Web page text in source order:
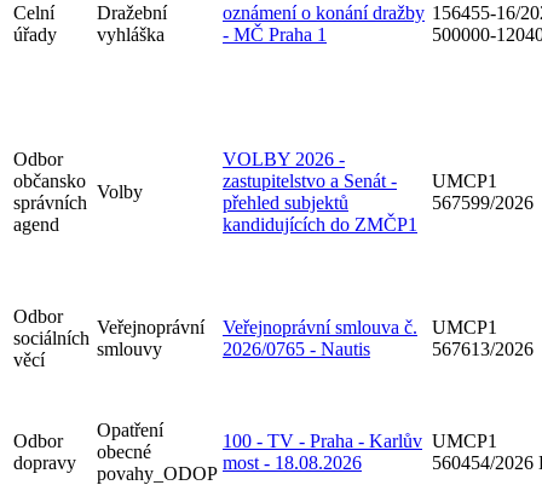
Celní
úřady
Dražební
vyhláška
oznámení o konání dražby
- MČ Praha 1
156455-16/
500000-
Odbor
občansko
správních
agend
Volby
VOLBY 2026 -
zastupitelstvo a Senát -
přehled subjektů
kandidujících do ZMČP1
UMCP1
567599/2026
Odbor
sociálních
věcí
Veřejnoprávní
smlouvy
Veřejnoprávní smlouva č.
2026/0765 - Nautis
UMCP1
567613/2026
Odbor
dopravy
Opatření
obecné
povahy_ODOP
100 - TV - Praha - Karlův
most - 18.08.2026
UMCP1
560454/2026